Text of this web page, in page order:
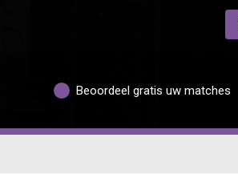
Beoordeel gratis uw matches